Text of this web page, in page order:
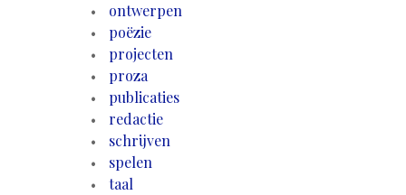
ontwerpen
poëzie
projecten
proza
publicaties
redactie
schrijven
spelen
taal